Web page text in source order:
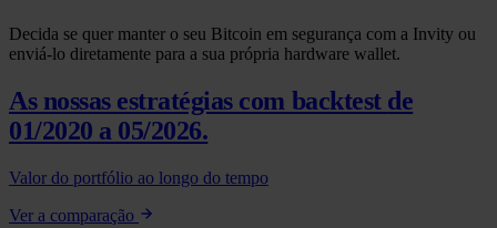
Decida se quer manter o seu Bitcoin em segurança com a Invity ou
enviá-lo diretamente para a sua própria hardware wallet.
As nossas estratégias com backtest de
01/2020 a 05/2026.
Valor do portfólio ao longo do tempo
Ver a comparação